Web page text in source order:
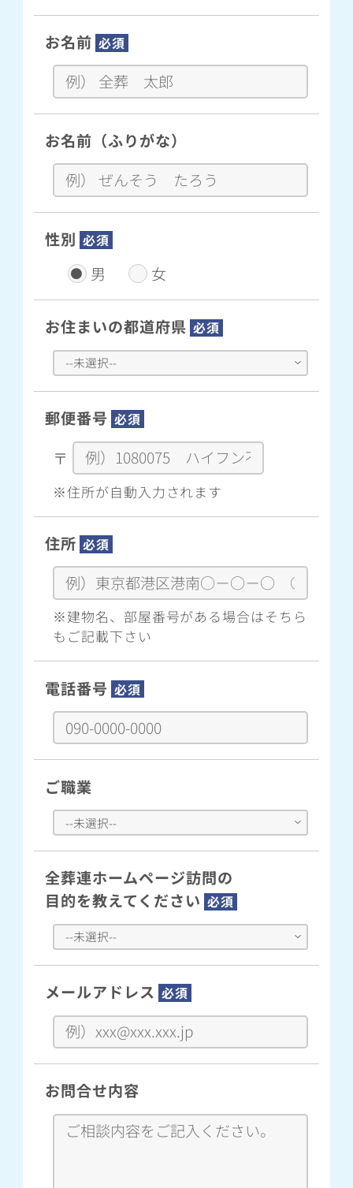
お名前 必須
お名前（ふりがな）
性別 必須
男 女
お住まいの都道府県 必須
郵便番号 必須
〒
※住所が自動入力されます
住所 必須
※建物名、部屋番号がある場合はそちら
もご記載下さい
電話番号 必須
ご職業
全葬連ホームページ訪問の
目的を教えてください 必須
メールアドレス 必須
お問合せ内容